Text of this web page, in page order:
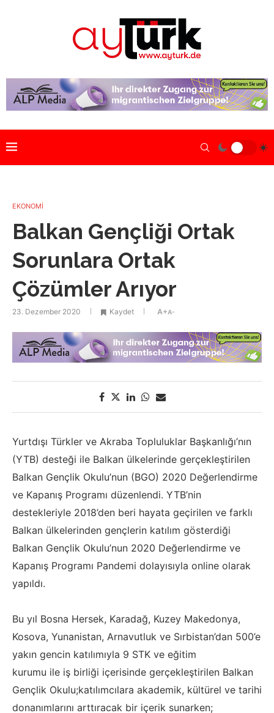
EKONOMİ
Balkan Gençliği Ortak
Sorunlara Ortak
Çözümler Arıyor
23. Dezember 2020 Kaydet A+A-
Yurtdışı Türkler ve Akraba Topluluklar Başkanlığı’nın
(YTB) desteği ile Balkan ülkelerinde gerçekleştirilen
Balkan Gençlik Okulu’nun (BGO) 2020 Değerlendirme
ve Kapanış Programı düzenlendi. YTB’nin
destekleriyle 2018’den beri hayata geçirilen ve farklı
Balkan ülkelerinden gençlerin katılım gösterdiği
Balkan Gençlik Okulu’nun 2020 Değerlendirme ve
Kapanış Programı Pandemi dolayısıyla online olarak
yapıldı.
Bu yıl Bosna Hersek, Karadağ, Kuzey Makedonya,
Kosova, Yunanistan, Arnavutluk ve Sırbistan’dan 500’e
yakın gencin katılımıyla 9 STK ve eğitim
kurumu ile iş birliği içerisinde gerçekleştirilen Balkan
Gençlik Okulu;katılımcılara akademik, kültürel ve tarihi
donanımlarını arttıracak bir içerik sunarken;